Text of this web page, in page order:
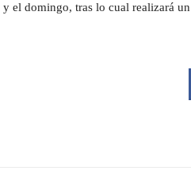
y el domingo, tras lo cual realizará